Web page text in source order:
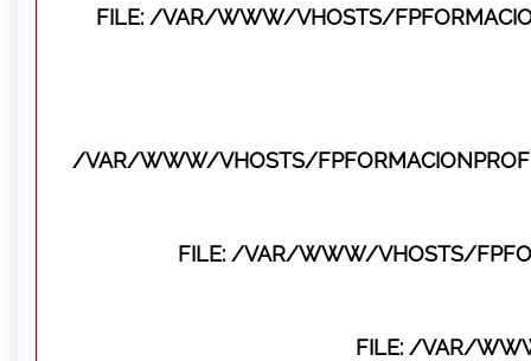
FILE: /VAR/WWW/VHOSTS/
/VAR/WWW/VHOSTS/
FILE: /VAR/WWW/VHOSTS/
FILE: /VAR/